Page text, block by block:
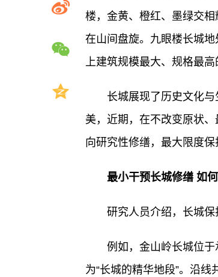
楼，金黄、橙红、墨绿交
在山间盘旋。九眼楼长城
上建筑规模最大、规格最高
长城展现了历史文化
美，近期，在不改变原状
向研究性修缮，最大限度
最小干预长城修缮 如何
研究人员介绍，长城保
例如，金山岭长城位
为“长城的精华地段”。沿